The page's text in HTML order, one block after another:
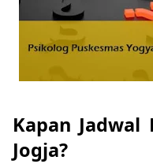
Kapan Jadwal
Jogja?